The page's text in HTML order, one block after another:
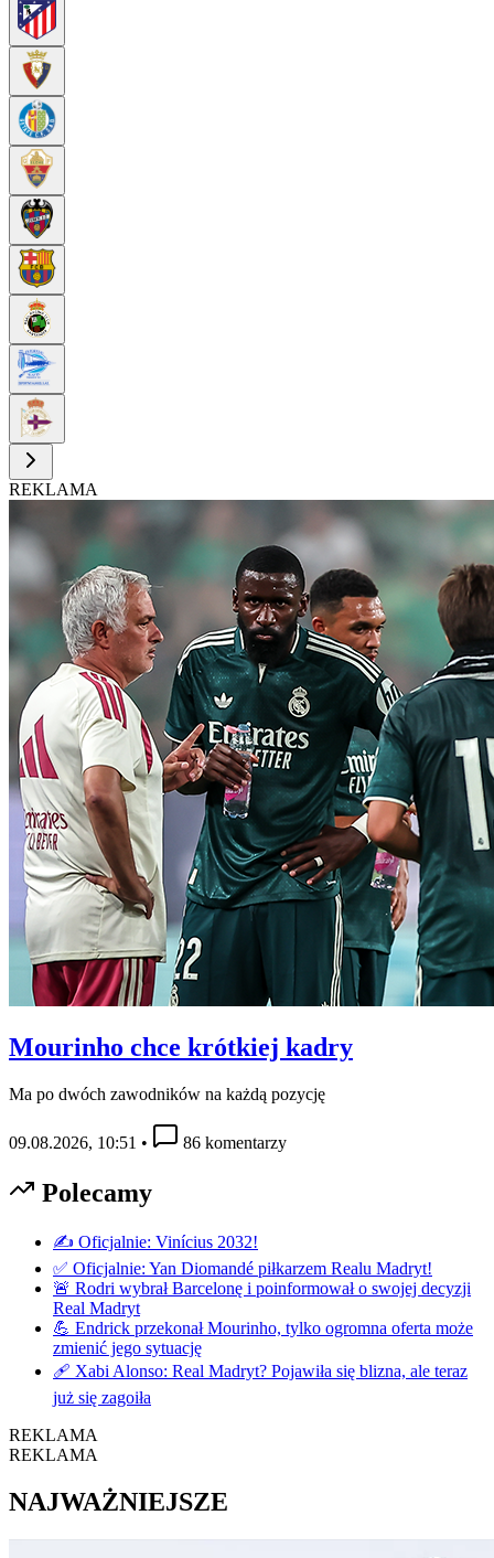
REKLAMA
Mourinho chce krótkiej kadry
Ma po dwóch zawodników na każdą pozycję
09.08.2026, 10:51 • 86 komentarzy
Polecamy
✍️ Oficjalnie: Vinícius 2032!
✅ Oficjalnie: Yan Diomandé piłkarzem Realu Madryt!
🚨 Rodri wybrał Barcelonę i poinformował o swojej decyzji
Real Madryt
💪 Endrick przekonał Mourinho, tylko ogromna oferta może
zmienić jego sytuację
🩹 Xabi Alonso: Real Madryt? Pojawiła się blizna, ale teraz
już się zagoiła
REKLAMA
REKLAMA
NAJWAŻNIEJSZE